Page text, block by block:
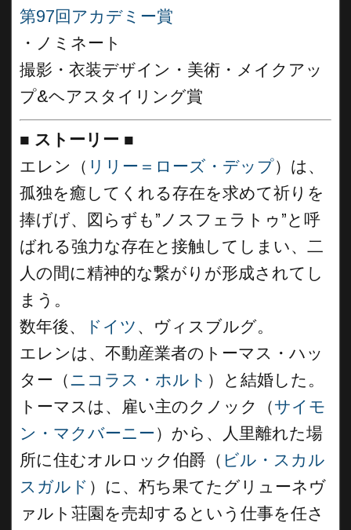
第97回アカデミー賞
・ノミネート
撮影・衣装デザイン・美術・メイクアッ
プ&ヘアスタイリング賞
■ ストーリー ■
エレン（ リリー＝ローズ・デップ）は、
孤独を癒してくれる存在を求めて祈りを
捧げげ、図らずも”ノスフェラトゥ”と呼
ばれる強力な存在と接触してしまい、二
人の間に精神的な繋がりが形成されてし
まう。
数年後、
ドイツ 、ヴィスブルグ。
エレンは、不動産業者のトーマス・ハッ
ター（ニコラス・ホルト ）と結婚した。
トーマスは、雇い主のクノック（サイモ
ン・マクバーニー）から、人里離れた場
所に住むオルロック伯爵（ ビル・スカル
スガルド ）に、朽ち果てたグリューネヴ
ァルト荘園を売却するという仕事を任さ